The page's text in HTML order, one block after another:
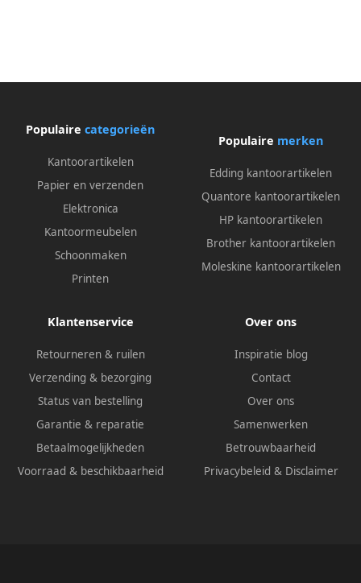
Populaire categorieën
Kantoorartikelen
Papier en verzenden
Elektronica
Kantoormeubelen
Schoonmaken
Printen
Populaire merken
Edding kantoorartikelen
Quantore kantoorartikelen
HP kantoorartikelen
Brother kantoorartikelen
Moleskine kantoorartikelen
Klantenservice
Retourneren & ruilen
Verzending & bezorging
Status van bestelling
Garantie & reparatie
Betaalmogelijkheden
Voorraad & beschikbaarheid
Over ons
Inspiratie blog
Contact
Over ons
Samenwerken
Betrouwbaarheid
Privacybeleid & Disclaimer